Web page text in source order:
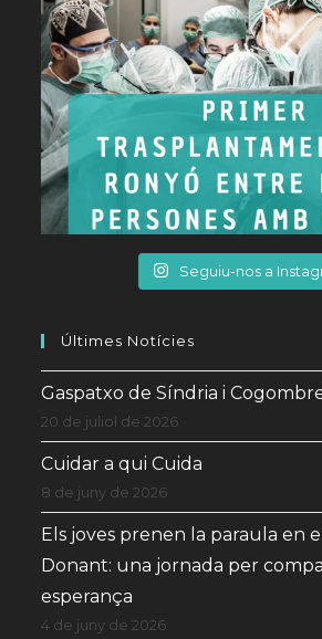
Seguiu-nos a
Últimes Notícies
Gaspatxo de Síndria i
20 de juliol de 2026
Cuidar a qui Cuida
8 de juny de 2026
Els joves prenen la paraula en
Donant: una jornada per
esperança
4 de juny de 2026